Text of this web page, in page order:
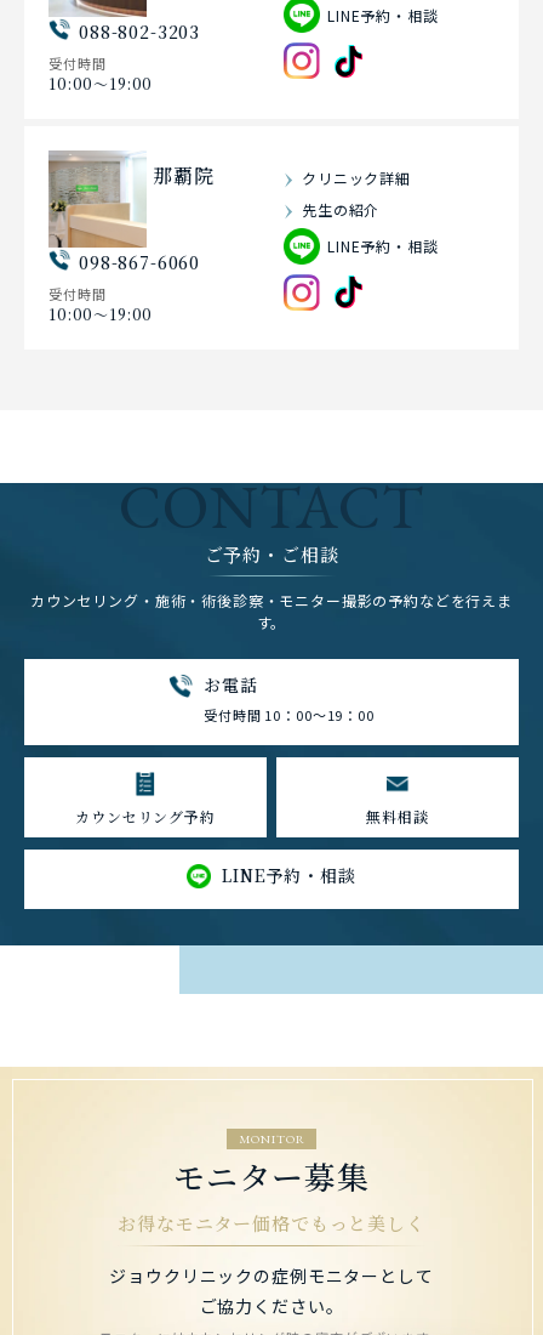
088-802-3203
受付時間
10:00〜19:00
LINE予約・相談
那覇院
098-867-6060
受付時間
10:00〜19:00
クリニック詳細
先生の紹介
LINE予約・相談
CONTACT
ご予約・ご相談
カウンセリング・施術・術後診察・モニター撮影の予約などを行えま
す。
お電話
受付時間 10：00～19：00
カウンセリング予約 無料相談
LINE予約・相談
MONITOR
モニター募集
お得なモニター価格でもっと美しく
ジョウクリニックの症例モニターとして
ご協力ください。